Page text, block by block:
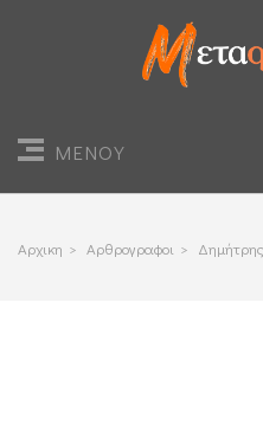
ΜΕΝΟΥ
Αρχικη > Αρθρογραφοι >